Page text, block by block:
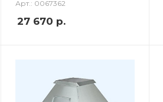
Арт.: 0067362
27 670 р.